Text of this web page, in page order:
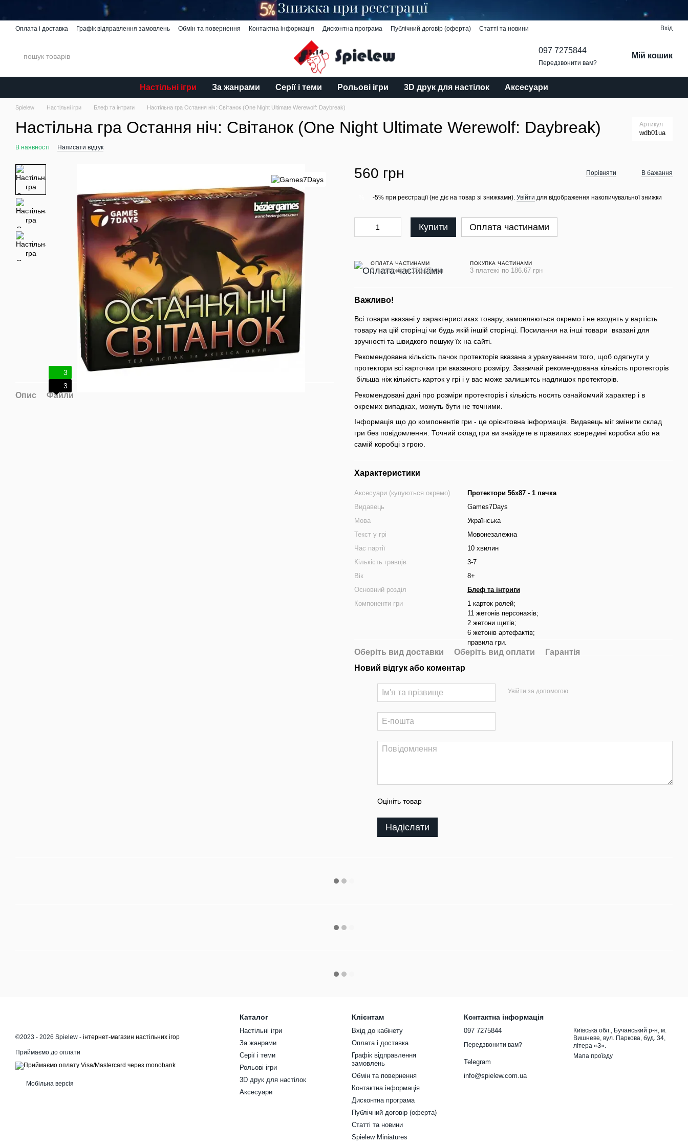
Перейти до основного контенту
Оплата і доставка Графік відправлення замовлень Обмін та повернення Контактна інформація Дисконтна програма Публічний договір (оферта)
Статті та новини
Вхід
097 7275844
Передзвонити вам?
Мій кошик
Настільні ігри За жанрами Серії і теми Рольові ігри 3D друк для настілок Аксесуари
Spielew Настільні ігри Блеф та інтриги Настільна гра Остання ніч: Світанок (One Night Ultimate Werewolf: Daybreak)
Настільна гра Остання ніч: Світанок (One Night Ultimate Werewolf: Daybreak) Артикул
wdb01ua
В наявності Написати відгук
3
3
Опис Файли
560 грн Порівняти В бажання
-5% при реєстрації (не діє на товар зі знижками). Увійти для відображення накопичувальної знижки
Купити Оплата частинами
ОПЛАТА ЧАСТИНАМИ
3 платежі по 186.67 грн
ПОКУПКА ЧАСТИНАМИ
3 платежі по 186.67 грн
Важливо!
Всі товари вказані у характеристиках товару, замовляються окремо і не входять у вартість
товару на цій сторінці чи будь якій іншій сторінці. Посилання на інші товари вказані для
зручності та швидкого пошуку їх на сайті.
Рекомендована кількість пачок протекторів вказана з урахуванням того, щоб одягнути у
протектори всі карточки гри вказаного розміру. Зазвичай рекомендована кількість протекторів
більша ніж кількість карток у грі і у вас може залишитсь надлишок протекторів.
Рекомендовані дані про розміри протекторів і кількість носять ознайомчий характер і в
окремих випадках, можуть бути не точними.
Інформація що до компонентів гри - це орієнтовна інформація. Видавець міг змінити склад
гри без повідомлення. Точний склад гри ви знайдете в правилах всередині коробки або на
самій коробці з грою.
Характеристики
Аксесуари (купуються окремо)
Протектори 56x87 - 1 пачка
Видавець
Games7Days
Мова
Українська
Текст у грі
Мовонезалежна
Час партії
10 хвилин
Кількість гравців
3-7
Вік
8+
Основний розділ
Блеф та інтриги
Компоненти гри
1 карток ролей;
11 жетонів персонажів;
2 жетони щитів;
6 жетонів артефактів;
правила гри.
Оберіть вид доставки Оберіть вид оплати
Гарантія
Новий відгук або коментар
Увійти за допомогою
Оцініть товар
Надіслати
©2023 - 2026 Spielew - інтернет-магазин настільних ігор
Приймаємо до оплати
Мобільна версія
Каталог
Настільні ігри
За жанрами
Серії і теми
Рольові ігри
3D друк для настілок
Аксесуари
Клієнтам
Вхід до кабінету
Оплата і доставка
Графік відправлення
замовлень
Обмін та повернення
Контактна інформація
Дисконтна програма
Публічний договір (оферта)
Статті та новини
Spielew Miniatures
Контактна інформація
097 7275844
Передзвонити вам?
Telegram
info@spielew.com.ua
Київська обл., Бучанський р-н, м.
Вишневе, вул. Паркова, буд. 34,
літера «З».
Мапа проїзду